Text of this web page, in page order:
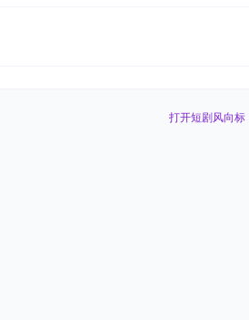
打开短剧风向标